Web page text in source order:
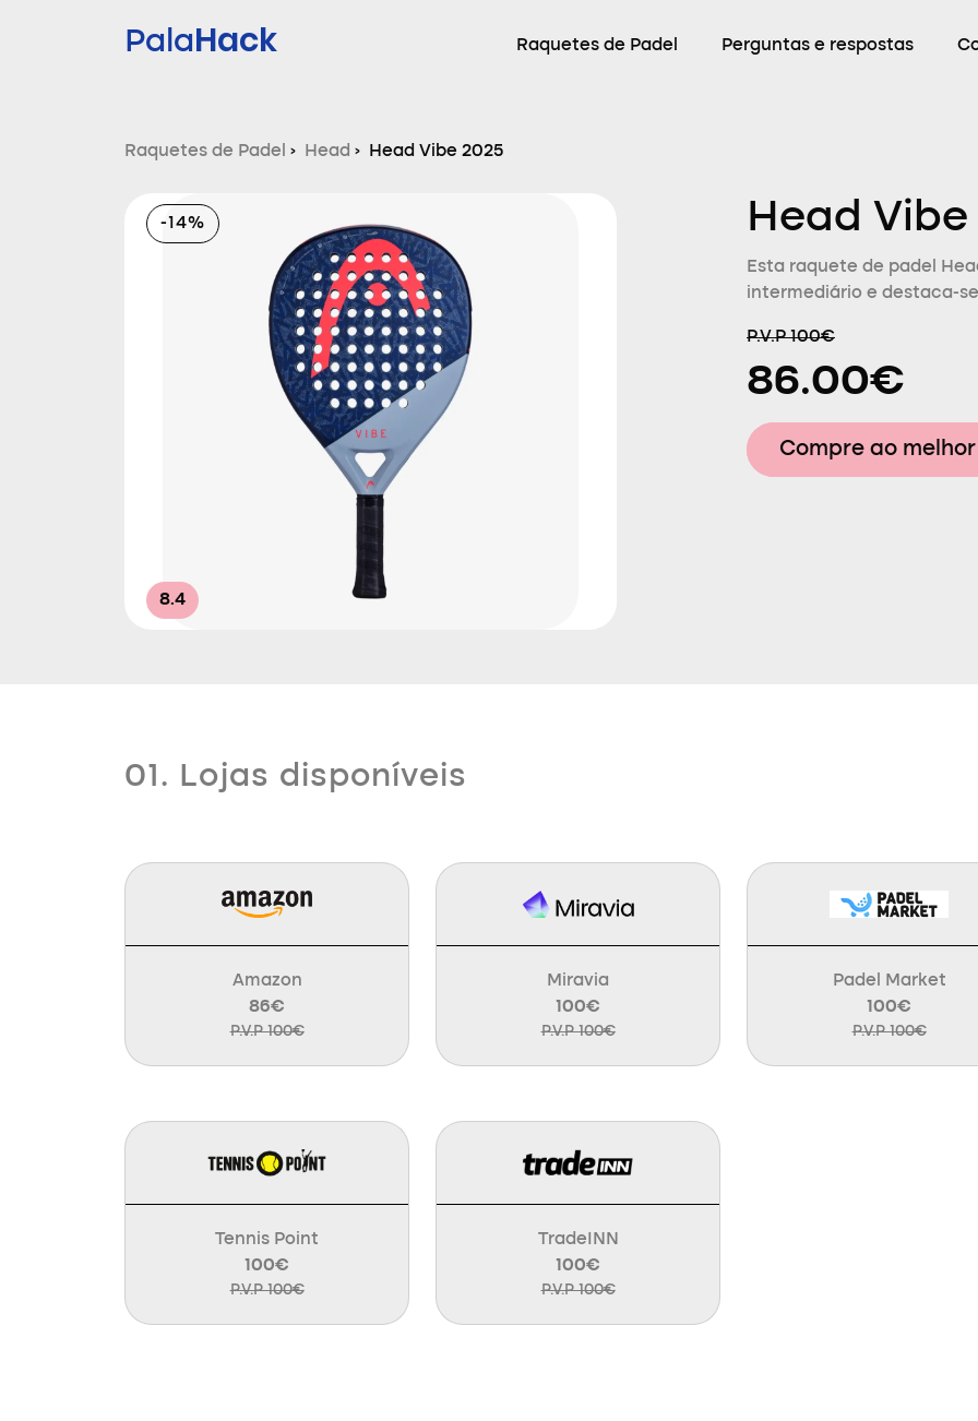
PalaHack Raquetes de Padel Perguntas e respostas
Raquetes de Padel › Head › Head Vibe 2025
-14%
8.4
Head
Esta raquete de padel
intermediário e destaca-
P.V.P 100€
86.00€
Compre ao
01. Lojas disponíveis
Amazon
86€
P.V.P 100€
Miravia
100€
P.V.P 100€
Padel Market
100€
P.V.P 100€
Tennis Point
100€
P.V.P 100€
TradeINN
100€
P.V.P 100€